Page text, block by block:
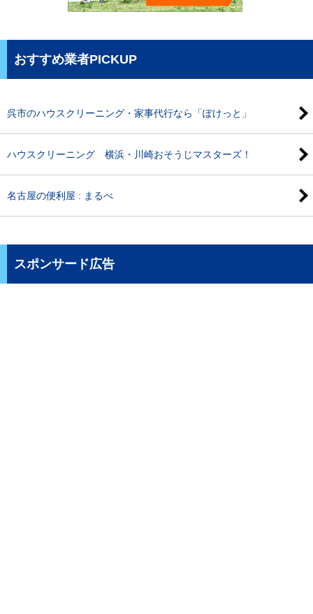
おすすめ業者PICKUP
呉市のハウスクリーニング・家事代行なら「ぽけっと」
ハウスクリーニング 横浜・川崎おそうじマスターズ！
名古屋の便利屋 : まるべ
スポンサード広告